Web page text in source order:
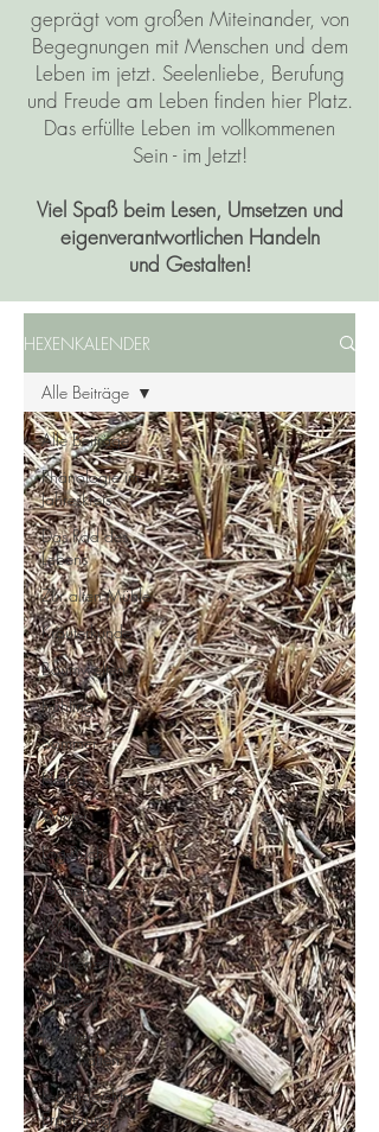
geprägt vom großen Miteinander, von
Begegnungen mit Menschen und dem
Leben im jetzt. Seelenliebe, Berufung
und Freude am Leben finden hier Platz.
Das erfüllte Leben im vollkommenen
Sein - im Jetzt!
Viel Spaß beim Lesen, Umsetzen und
eigenverantwortlichen Handeln
und Gestalten!
HEXENKALENDER
Alle Beiträge
Phänologie im
Jahreskreis
Das Rad des
Lebens
Zur alten Mühle
Kräuterkunde
Baumwelten
Frühling
Sommer
Herbst
Winter
Log-Buch
Garten
Wald
Sternenzeit
Steinzeit
Krafttier -
Botschaften
Lebensleichte
Ernährung
Alle Beiträge